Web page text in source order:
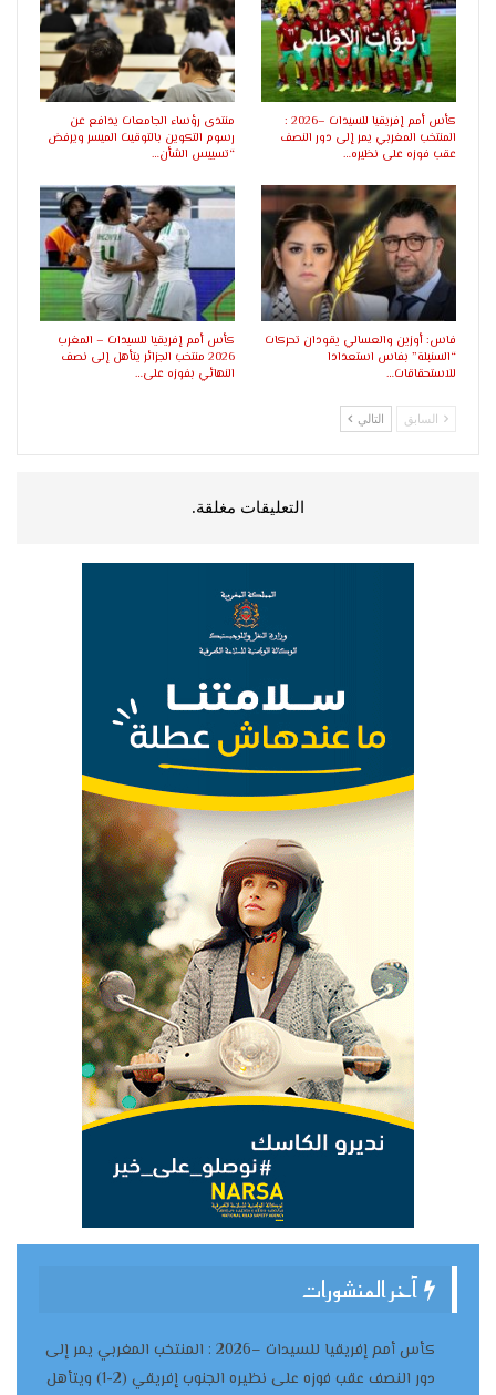
كأس أمم إفريقيا للسيدات –2026 :
المنتخب المغربي يمر إلى دور النصف
عقب فوزه على نظيره…
منتدى رؤساء الجامعات يدافع عن
رسوم التكوين بالتوقيت الميسر ويرفض
“تسييس الشأن…
فاس: أوزين والعسالي يقودان تحركات
“السنبلة” بفاس استعدادا
للاستحقاقات…
كأس أمم إفريقيا للسيدات – المغرب
2026 منتخب الجزائر يتأهل إلى نصف
النهائي بفوزه على…
السابق التالي
التعليقات مغلقة.
آخر المنشورات
كأس أمم إفريقيا للسيدات –2026 : المنتخب المغربي يمر إلى
دور النصف عقب فوزه على نظيره الجنوب إفريقي (2-1) ويتأهل